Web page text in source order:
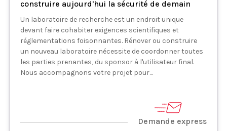
construire aujourd'hui la sécurité de demain
Un laboratoire de recherche est un endroit unique
devant faire cohabiter exigences scientifiques et
réglementations foisonnantes. Rénover ou construire
un nouveau laboratoire nécessite de coordonner toutes
les parties prenantes, du sponsor à l'utilisateur final.
Nous accompagnons votre projet pour...
Demande express